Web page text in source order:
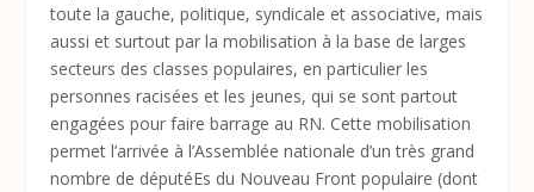
toute la gauche, politique, syndicale et associative, mais
aussi et surtout par la mobilisation à la base de larges
secteurs des classes populaires, en particulier les
personnes racisées et les jeunes, qui se sont partout
engagées pour faire barrage au RN. Cette mobilisation
permet l’arrivée à l’Assemblée nationale d’un très grand
nombre de députéEs du Nouveau Front populaire (dont